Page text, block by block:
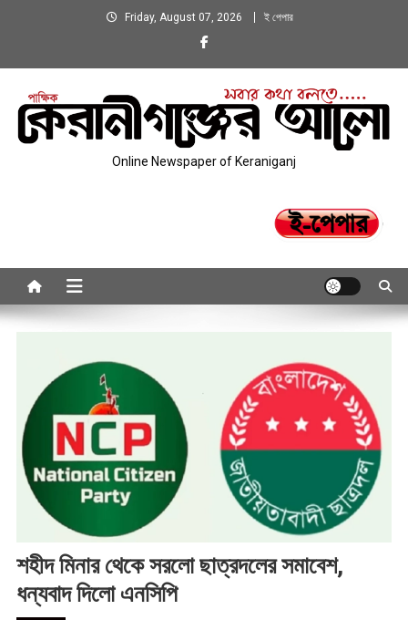
Friday, August 07, 2026 ই পেপার
Online Newspaper of Keraniganj
শহীদ মিনার থেকে সরলো ছাত্রদলের সমাবেশ,
ধন্যবাদ দিলো এনসিপি